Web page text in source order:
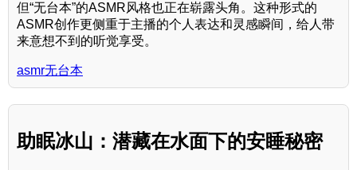
但“无台本”的ASMR风格也正在崭露头角。这种形式的
ASMR创作更侧重于主播的个人表达和灵感瞬间，给人带
来意想不到的听觉享受。
asmr无台本
助眠冰山：潜藏在水面下的安睡秘密